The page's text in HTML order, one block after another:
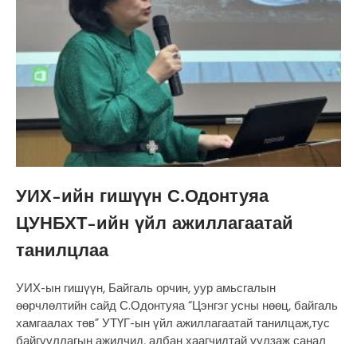
УИХ-ийн гишүүн С.Одонтуяа
ЦУНБХТ-ийн үйл ажиллагаатай
танилцлаа
УИХ-ын гишүүн, Байгаль орчин, уур амьсгалын
өөрчлөлтийн сайд С.Одонтуяа “Цэнгэг усны нөөц, байгаль
хамгаалах төв” УТҮГ-ын үйл ажиллагаатай танилцаж,тус